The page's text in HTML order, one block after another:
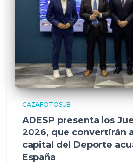
CAZAFOTOSUB
ADESP presenta los
2026, que convertirán
capital del Deporte
España